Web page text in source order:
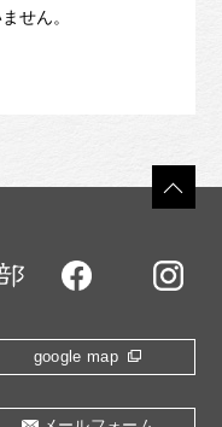
せん。
google map